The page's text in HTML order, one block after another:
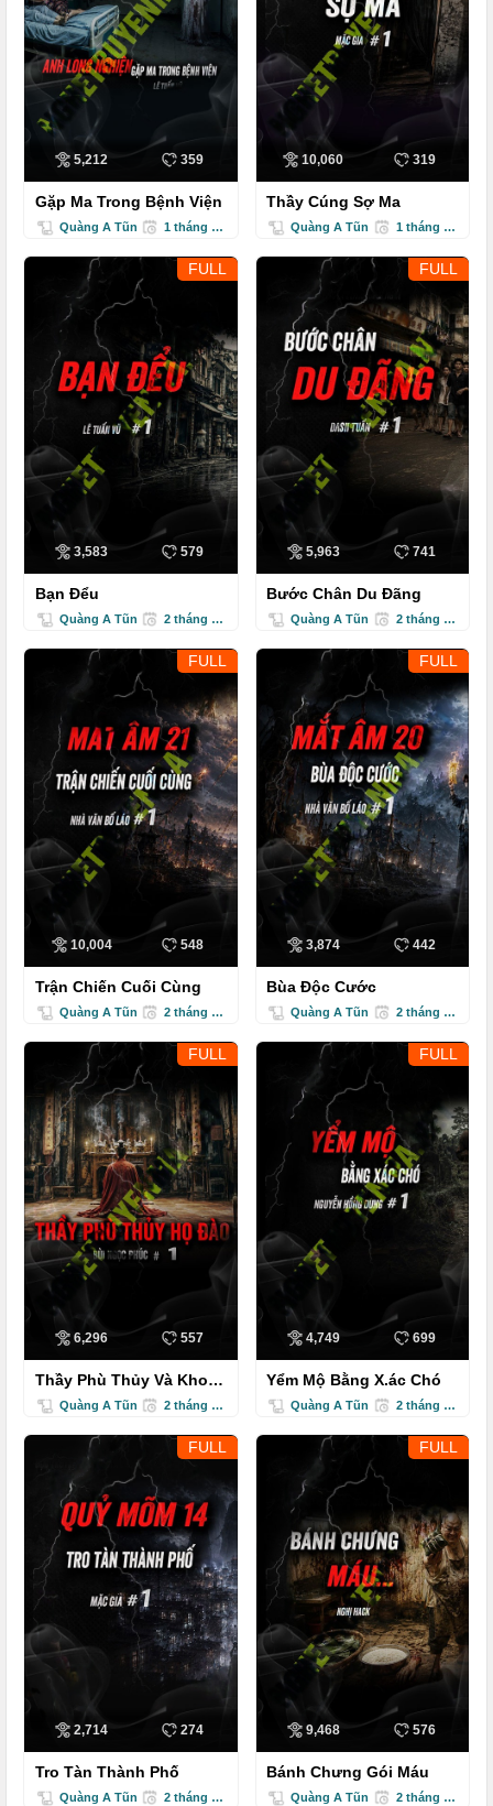
5,212 359
Gặp Ma Trong Bệnh Viện
Quàng A Tũn 1 tháng trước
10,060 319
Thầy Cúng Sợ Ma
Quàng A Tũn 1 tháng trước
FULL
3,583 579
Bạn Đểu
Quàng A Tũn 2 tháng trước
FULL
5,963 741
Bước Chân Du Đãng
Quàng A Tũn 2 tháng trước
FULL
10,004 548
Trận Chiến Cuối Cùng
Quàng A Tũn 2 tháng trước
FULL
3,874 442
Bùa Độc Cước
Quàng A Tũn 2 tháng trước
FULL
6,296 557
Thầy Phù Thủy Và Kho
Báu Họ Đào
Quàng A Tũn 2 tháng trước
FULL
4,749 699
Yểm Mộ Bằng X.ác Chó
Quàng A Tũn 2 tháng trước
FULL
2,714 274
Tro Tàn Thành Phố
Quàng A Tũn 2 tháng trước
FULL
9,468 576
Bánh Chưng Gói Máu
Quàng A Tũn 2 tháng trước